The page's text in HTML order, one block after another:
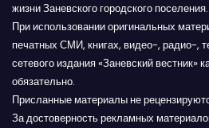
жизни Заневского городского поселения.
При использовании оригинальных
печатных СМИ, книгах, видео-, радио-,
сетевого издания «Заневский вестник»
обязательно.
Присланные материалы не
За достоверность рекламных